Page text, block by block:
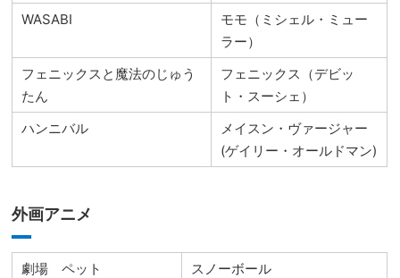
WASABI
モモ（ミシェル・ミュー
ラー）
フェニックスと魔法のじゅう
たん
フェニックス（デビッ
ト・スーシェ）
ハンニバル
メイスン・ヴァージャー
(ゲイリー・オールドマン)
外画アニメ
劇場 ペット
スノーボール